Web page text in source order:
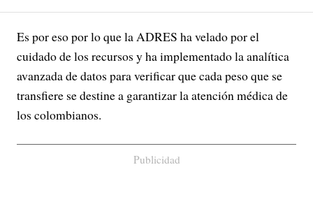
Es por eso por lo que la ADRES ha velado por el
cuidado de los recursos y ha implementado la analítica
avanzada de datos para verificar que cada peso que se
transfiere se destine a garantizar la atención médica de
los colombianos.
Publicidad